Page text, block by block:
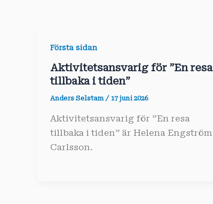
Första sidan
Aktivitetsansvarig för ”En resa
tillbaka i tiden”
Anders Selstam / 17 juni 2026
Aktivitetsansvarig för ”En resa
tillbaka i tiden” är Helena Engström
Carlsson.